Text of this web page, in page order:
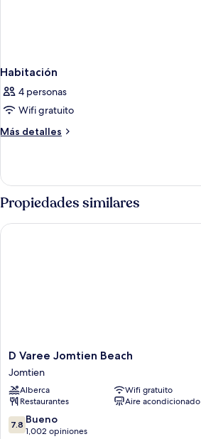
Habitación
4 personas
Wifi gratuito
Más detalles
Más
Propiedades similares
D
Varee
Jomtien
Beach
Jomtien
D Varee Jomtien Beach
Jomtien
Alberca
Wifi gratuito
Restaurantes
Aire acondicionado
7.8
de
7.8 Bueno
1,002 opiniones
D Varee Jomtien Beach